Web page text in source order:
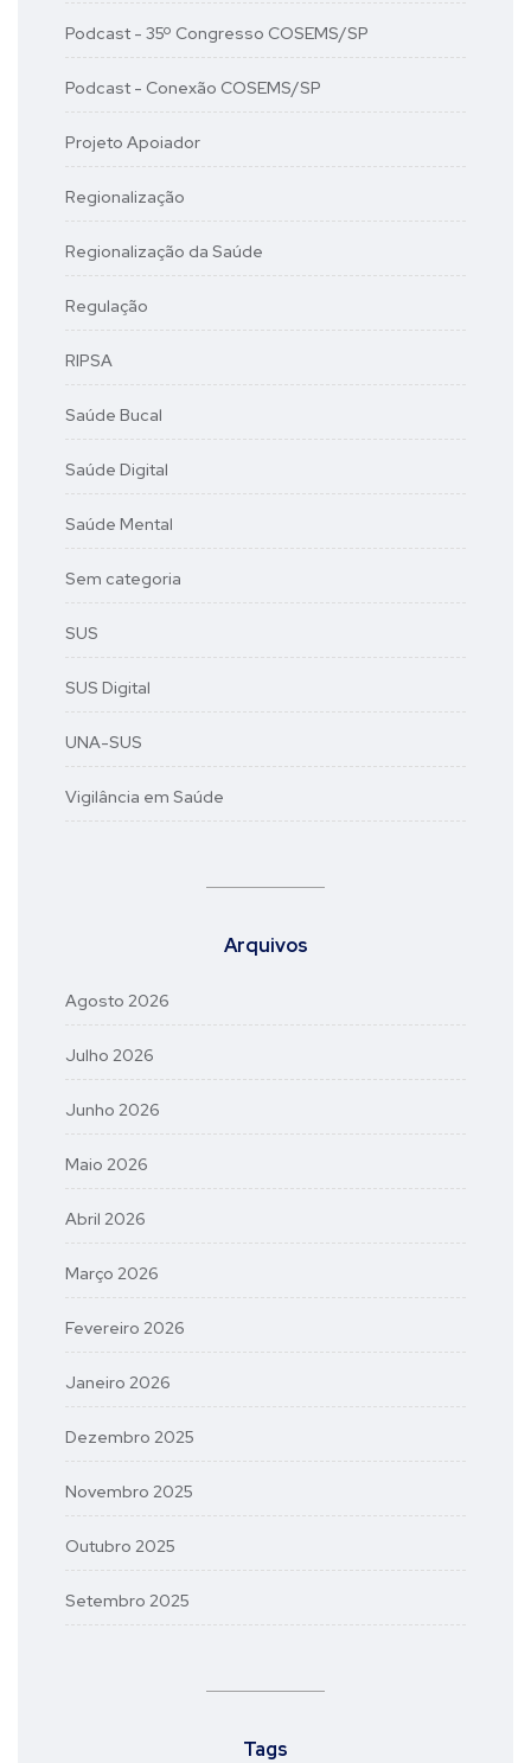
Podcast - 35º Congresso COSEMS/SP
Podcast - Conexão COSEMS/SP
Projeto Apoiador
Regionalização
Regionalização da Saúde
Regulação
RIPSA
Saúde Bucal
Saúde Digital
Saúde Mental
Sem categoria
SUS
SUS Digital
UNA-SUS
Vigilância em Saúde
Arquivos
Agosto 2026
Julho 2026
Junho 2026
Maio 2026
Abril 2026
Março 2026
Fevereiro 2026
Janeiro 2026
Dezembro 2025
Novembro 2025
Outubro 2025
Setembro 2025
Tags